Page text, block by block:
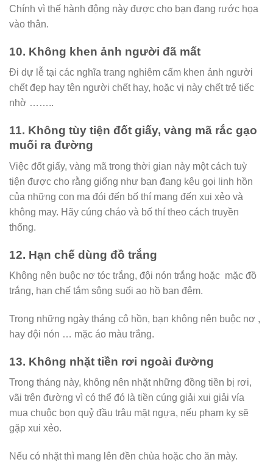
Chính vì thế hành động này được cho bạn đang rước họa
vào thân.
10. Không khen ảnh người đã mất
Đi dự lễ tại các nghĩa trang nghiêm cấm khen ảnh người
chết đẹp hay tên người chết hay, hoặc vị này chết trẻ tiếc
nhờ ……..
11. Không tùy tiện đốt giấy, vàng mã rắc gạo
muối ra đường
Việc đốt giấy, vàng mã trong thời gian này một cách tuỳ
tiện được cho rằng giống như bạn đang kêu gọi linh hồn
của những con ma đói đến bố thí mang đến xui xẻo và
không may. Hãy cúng cháo và bố thí theo cách truyền
thống.
12. Hạn chế dùng đồ trắng
Không nên buộc nơ tóc trắng, đội nón trắng hoặc mặc đồ
trắng, hạn chế tắm sông suối ao hồ ban đêm.
Trong những ngày tháng cô hồn, bạn không nên buộc nơ ,
hay đội nón … mặc áo màu trắng.
13. Không nhặt tiền rơi ngoài đường
Trong tháng này, không nên nhặt những đồng tiền bị rơi,
vãi trên đường vì có thể đó là tiền cúng giải xui giải vía
mua chuộc bọn quỷ đầu trâu mặt ngựa, nếu phạm kỵ sẽ
gặp xui xẻo.
Nếu có nhặt thì mang lên đền chùa hoặc cho ăn mày.